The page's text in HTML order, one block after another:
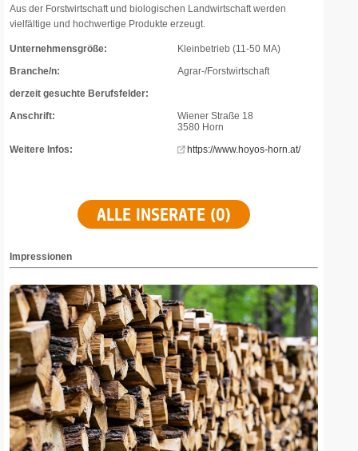
Aus der Forstwirtschaft und biologischen Landwirtschaft werden
vielfältige und hochwertige Produkte erzeugt.
Unternehmensgröße:
Kleinbetrieb (11-50 MA)
Branche/n:
Agrar-/Forstwirtschaft
derzeit gesuchte Berufsfelder:
Anschrift:
Wiener Straße 18
3580 Horn
Weitere Infos:
https://www.hoyos-horn.at/
ALLE INSERATE (0)
Impressionen